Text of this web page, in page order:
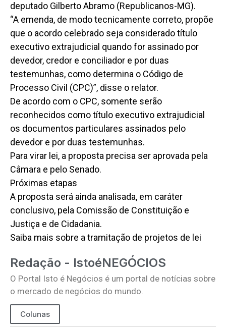
deputado Gilberto Abramo (Republicanos-MG).
“A emenda, de modo tecnicamente correto, propõe
que o acordo celebrado seja considerado título
executivo extrajudicial quando for assinado por
devedor, credor e conciliador e por duas
testemunhas, como determina o Código de
Processo Civil (CPC)”, disse o relator.
De acordo com o CPC, somente serão
reconhecidos como título executivo extrajudicial
os documentos particulares assinados pelo
devedor e por duas testemunhas.
Para virar lei, a proposta precisa ser aprovada pela
Câmara e pelo Senado.
Próximas etapas
A proposta será ainda analisada, em caráter
conclusivo, pela Comissão de Constituição e
Justiça e de Cidadania.
Saiba mais sobre a tramitação de projetos de lei
Redação - IstoéNEGÓCIOS
O Portal Isto é Negócios é um portal de notícias sobre
o mercado de negócios do mundo.
Colunas